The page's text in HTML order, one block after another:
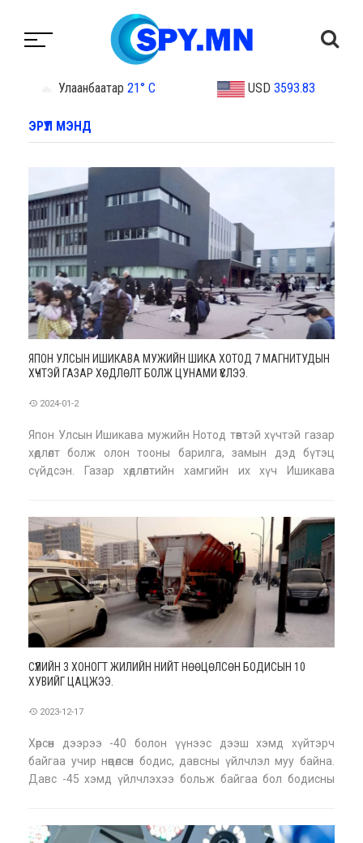
Улаанбаатар 21° C USD 3593.83
ЭРҮҮЛ МЭНД
ЯПОН УЛСЫН ИШИКАВА МУЖИЙН ШИКА ХОТОД 7 МАГНИТУДЫН
ХҮЧТЭЙ ГАЗАР ХӨДЛӨЛТ БОЛЖ ЦУНАМИ ҮҮСЛЭЭ.
2024-01-2
Япон Улсын Ишикава мужийн Нотод төвтэй хүчтэй газар
хөдлөлт болж олон тооны барилга, замын дэд бүтэц
сүйдсэн. Газар хөдлөлтийн хамгийн их хүч Ишикава
голомтын гүн 16 км, газар хөдлөлтийн цар хүрээг
СҮҮЛИЙН 3 ХОНОГТ ЖИЛИЙН НИЙТ НӨӨЦӨЛСӨН БОДИСЫН 10
ХУВИЙГ ЦАЦЖЭЭ.
2023-12-17
Хөрсөн дээрээ -40 болон үүнээс дээш хэмд хүйтэрч
байгаа учир нөөцөлсөн бодис, давсны үйлчлэл муу байна.
Давс -45 хэмд үйлчлэхээ больж байгаа бол бодисны
үйлчилдэг давс, бодисыг татан авахаар ажиллаж